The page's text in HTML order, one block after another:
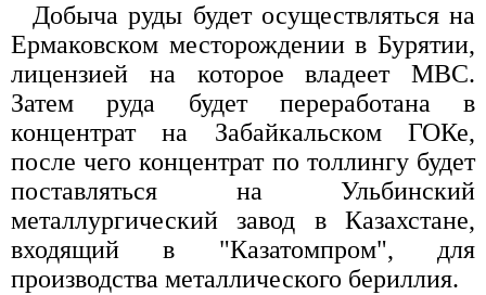
Добыча руды будет осуществляться на
Ермаковском месторождении в Бурятии,
лицензией на которое владеет МВС.
Затем руда будет переработана в
концентрат на Забайкальском ГОКе,
после чего концентрат по толлингу будет
поставляться на Ульбинский
металлургический завод в Казахстане,
входящий в "Казатомпром", для
производства металлического бериллия.